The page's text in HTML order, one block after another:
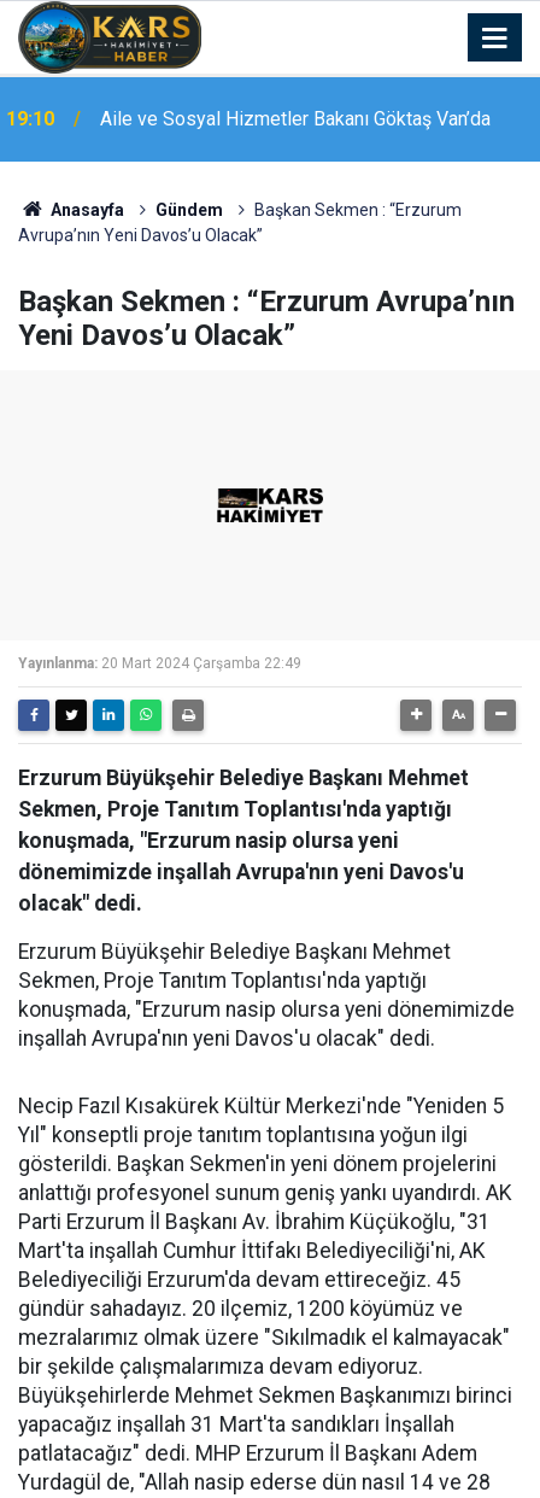
19:10 Aile ve Sosyal Hizmetler Bakanı Göktaş Van’da
Anasayfa Gündem
Başkan Sekmen : “Erzurum
Avrupa’nın Yeni Davos’u Olacak”
Başkan Sekmen : “Erzurum Avrupa’nın
Yeni Davos’u Olacak”
Yayınlanma: 20 Mart 2024 Çarşamba 22:49
Erzurum Büyükşehir Belediye Başkanı Mehmet
Sekmen, Proje Tanıtım Toplantısı'nda yaptığı
konuşmada, "Erzurum nasip olursa yeni
dönemimizde inşallah Avrupa'nın yeni Davos'u
olacak" dedi.
Erzurum Büyükşehir Belediye Başkanı Mehmet
Sekmen, Proje Tanıtım Toplantısı'nda yaptığı
konuşmada, "Erzurum nasip olursa yeni dönemimizde
inşallah Avrupa'nın yeni Davos'u olacak" dedi.
Necip Fazıl Kısakürek Kültür Merkezi'nde "Yeniden 5
Yıl" konseptli proje tanıtım toplantısına yoğun ilgi
gösterildi. Başkan Sekmen'in yeni dönem projelerini
anlattığı profesyonel sunum geniş yankı uyandırdı. AK
Parti Erzurum İl Başkanı Av. İbrahim Küçükoğlu, "31
Mart'ta inşallah Cumhur İttifakı Belediyeciliği'ni, AK
Belediyeciliği Erzurum'da devam ettireceğiz. 45
gündür sahadayız. 20 ilçemiz, 1200 köyümüz ve
mezralarımız olmak üzere "Sıkılmadık el kalmayacak"
bir şekilde çalışmalarımıza devam ediyoruz.
Büyükşehirlerde Mehmet Sekmen Başkanımızı birinci
yapacağız inşallah 31 Mart'ta sandıkları İnşallah
patlatacağız" dedi. MHP Erzurum İl Başkanı Adem
Yurdagül de, "Allah nasip ederse dün nasıl 14 ve 28